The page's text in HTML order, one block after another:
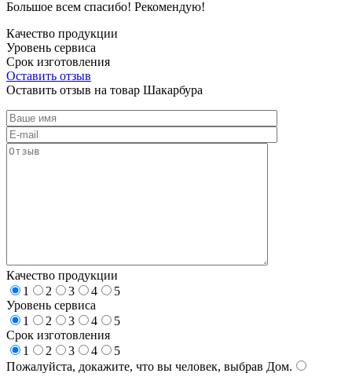
Большое всем спасибо! Рекомендую!
Качество продукции
Уровень сервиса
Срок изготовления
Оставить отзыв
Оставить отзыв на товар Шакарбура
Качество продукции
1
2 3 4
5
Уровень сервиса
1
2 3 4
5
Срок изготовления
1
2 3 4
5
Пожалуйста, докажите, что вы человек, выбрав Дом.